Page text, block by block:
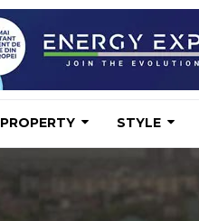
PROPERTY STYLE